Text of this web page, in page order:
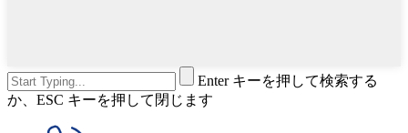
Enter キーを押して検索する
か、ESC キーを押して閉じます